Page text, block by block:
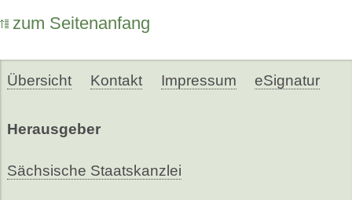
zum Seitenanfang
Übersicht Kontakt Impressum eSignatur
Herausgeber
Sächsische Staatskanzlei